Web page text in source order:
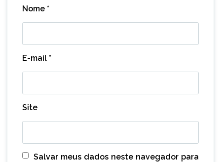
Nome *
E-mail *
Site
Salvar meus dados neste navegador para